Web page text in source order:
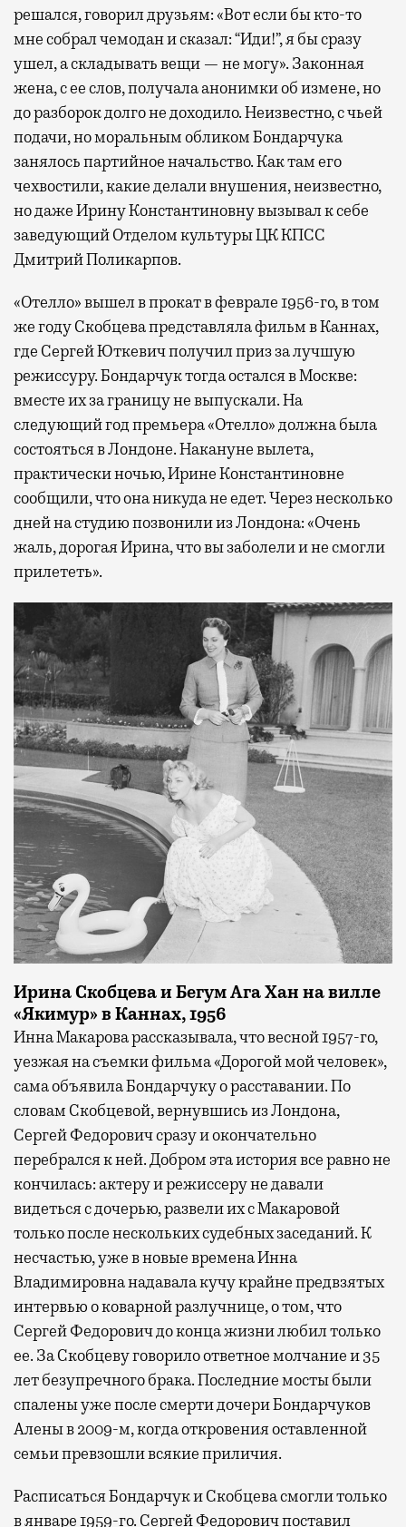
решался, говорил друзьям: «Вот если бы кто-то
мне собрал чемодан и сказал: “Иди!”, я бы сразу
ушел, а складывать вещи — не могу». Законная
жена, с ее слов, получала анонимки об измене, но
до разборок долго не доходило. Неизвестно, с чьей
подачи, но моральным обликом Бондарчука
занялось партийное начальство. Как там его
чехвостили, какие делали внушения, неизвестно,
но даже Ирину Константиновну вызывал к себе
заведующий Отделом культуры ЦК КПСС
Дмитрий Поликарпов.
«Отелло» вышел в прокат в феврале 1956-го, в том
же году Скобцева представляла фильм в Каннах,
где Сергей Юткевич получил приз за лучшую
режиссуру. Бондарчук тогда остался в Москве:
вместе их за границу не выпускали. На
следующий год премьера «Отелло» должна была
состояться в Лондоне. Накануне вылета,
практически ночью, Ирине Константиновне
сообщили, что она никуда не едет. Через несколько
дней на студию позвонили из Лондона: «Очень
жаль, дорогая Ирина, что вы заболели и не смогли
прилететь».
Ирина Скобцева и Бегум Ага Хан на вилле
«Якимур» в Каннах, 1956
Инна Макарова рассказывала, что весной 1957-го,
уезжая на съемки фильма «Дорогой мой человек»,
сама объявила Бондарчуку о расставании. По
словам Скобцевой, вернувшись из Лондона,
Сергей Федорович сразу и окончательно
перебрался к ней. Добром эта история все равно не
кончилась: актеру и режиссеру не давали
видеться с дочерью, развели их с Макаровой
только после нескольких судебных заседаний. К
несчастью, уже в новые времена Инна
Владимировна надавала кучу крайне предвзятых
интервью о коварной разлучнице, о том, что
Сергей Федорович до конца жизни любил только
ее. За Скобцеву говорило ответное молчание и 35
лет безупречного брака. Последние мосты были
спалены уже после смерти дочери Бондарчуков
Алены в 2009-м, когда откровения оставленной
семьи превзошли всякие приличия.
Расписаться Бондарчук и Скобцева смогли только
в январе 1959-го. Сергей Федорович поставил